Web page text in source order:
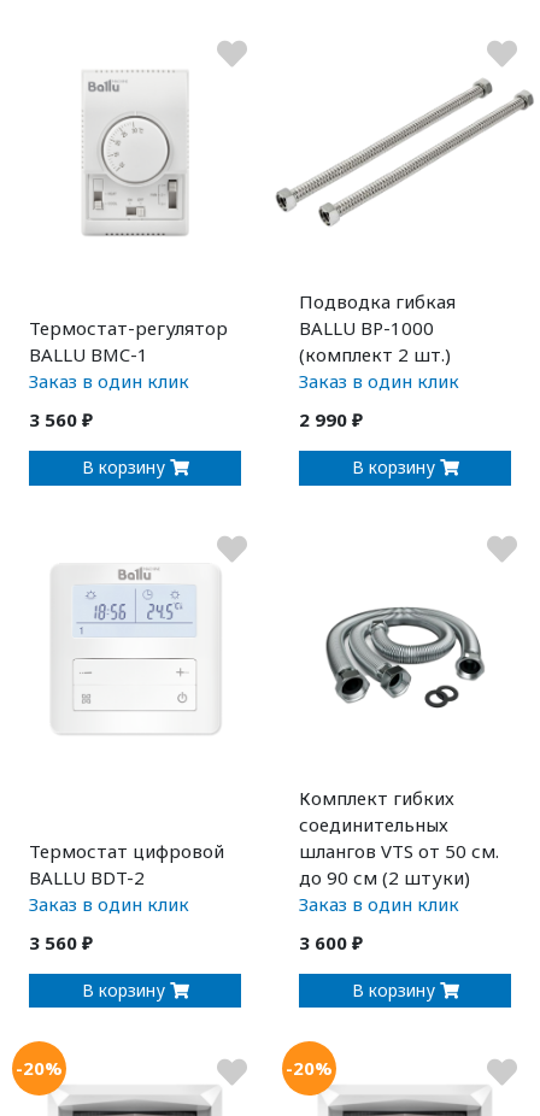
Термостат-регулятор
BALLU BMC-1
Заказ в один клик
3 560 ₽
В корзину
Подводка гибкая
BALLU BP-1000
(комплект 2 шт.)
Заказ в один клик
2 990 ₽
В корзину
Термостат цифровой
BALLU BDT-2
Заказ в один клик
3 560 ₽
В корзину
Комплект гибких
соединительных
шлангов VTS от 50 см.
до 90 см (2 штуки)
Заказ в один клик
3 600 ₽
В корзину
-20% -20%